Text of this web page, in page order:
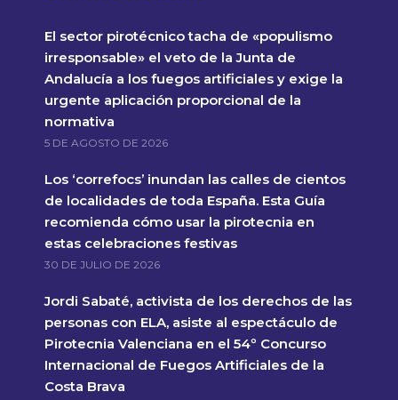
El sector pirotécnico tacha de «populismo
irresponsable» el veto de la Junta de
Andalucía a los fuegos artificiales y exige la
urgente aplicación proporcional de la
normativa
5 DE AGOSTO DE 2026
Los ‘correfocs’ inundan las calles de cientos
de localidades de toda España. Esta Guía
recomienda cómo usar la pirotecnia en
estas celebraciones festivas
30 DE JULIO DE 2026
Jordi Sabaté, activista de los derechos de las
personas con ELA, asiste al espectáculo de
Pirotecnia Valenciana en el 54º Concurso
Internacional de Fuegos Artificiales de la
Costa Brava